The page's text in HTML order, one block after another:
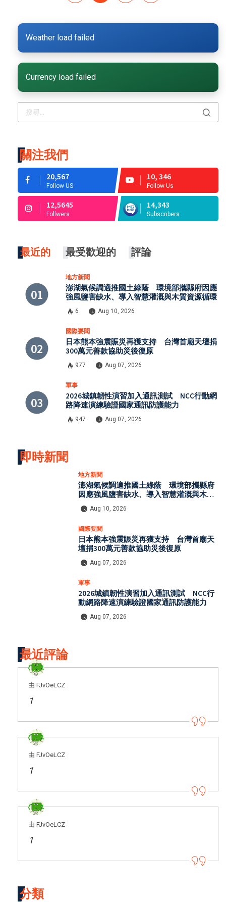
Weather load failed
Currency load failed
關注我們
20,567
Follow US
10, 346
Follow Us
12,5645
Follwers
14,343
Subscribers
最近的 最受歡迎的 評論
地方新聞
澎湖氣候調適推國土綠蔭 環境部攜縣府因應
強風鹽害缺水、導入智慧灌溉與木質資源循環
6 Aug 10, 2026
國際要聞
日本熊本強震賑災再獲支持 台灣首廟天壇捐
300萬元善款協助災後復原
977 Aug 07, 2026
軍事
2026城鎮韌性演習加入通訊測試 NCC行動網
路降速演練驗證國家通訊防護能力
947 Aug 07, 2026
即時新聞
地方新聞
澎湖氣候調適推國土綠蔭 環境部攜縣府
因應強風鹽害缺水、導入智慧灌溉與木質
資源循環
Aug 10, 2026
國際要聞
日本熊本強震賑災再獲支持 台灣首廟天
壇捐300萬元善款協助災後復原
Aug 07, 2026
軍事
2026城鎮韌性演習加入通訊測試 NCC行
動網路降速演練驗證國家通訊防護能力
Aug 07, 2026
最近評論
由 FJvOeLCZ
1
由 FJvOeLCZ
1
由 FJvOeLCZ
1
分類